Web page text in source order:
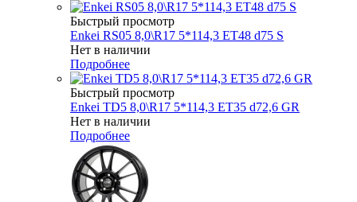
Быстрый просмотр
Enkei RS05 8,0\R17 5*114,3 ET48 d75 S
Нет в наличии
Подробнее
Быстрый просмотр
Enkei TD5 8,0\R17 5*114,3 ET35 d72,6 GR
Нет в наличии
Подробнее